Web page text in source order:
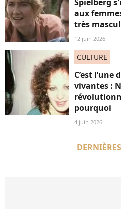
Spielberg
aux
très
12 juin 2026
CULTURE
C’est
vivantes :
pourquoi
4 juin 2026